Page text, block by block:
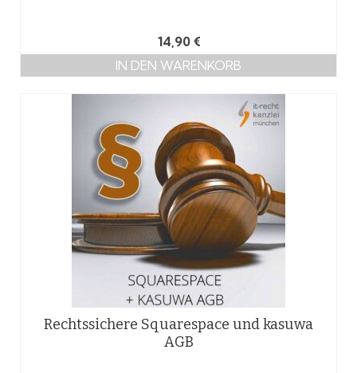
14,90 €
IN DEN WARENKORB
Rechtssichere Squarespace und kasuwa
AGB